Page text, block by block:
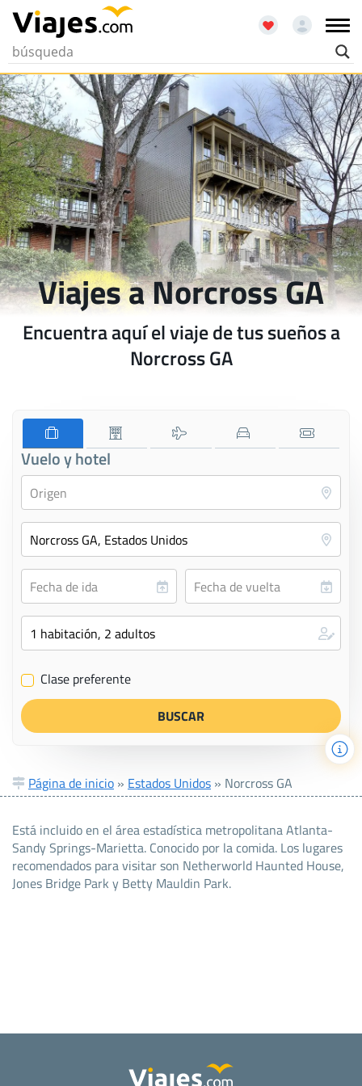
Viajes a Norcross GA
Encuentra aquí el viaje de tus sueños a
Norcross GA
Vuelo y hotel
✔ Clase preferente
Página de inicio » Estados Unidos » Norcross GA
Está incluido en el área estadística metropolitana Atlanta-
Sandy Springs-Marietta. Conocido por la comida. Los lugares
recomendados para visitar son Netherworld Haunted House,
Jones Bridge Park y Betty Mauldin Park.